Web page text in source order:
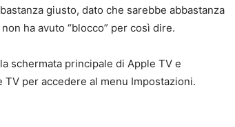
giusto, dato che sarebbe abbastanza
ha avuto “blocco” per così dire.
schermata principale di Apple TV e
per accedere al menu Impostazioni.